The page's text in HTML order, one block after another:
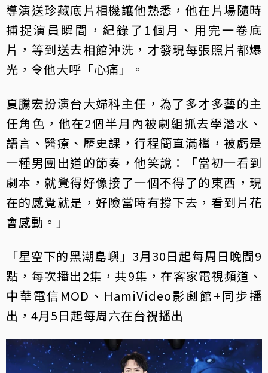
導演送珍藏底片相機讓他熟悉，他在片場隨時
捕捉演員瞬間，紀錄了1個月、用完一卷底
片，等到送去相館沖洗，才發現每張照片都爆
光，令他大呼「心痛」。
夏騰宏扮演台大婦科主任，為了多才多藝的主
任角色，他在2個半月內被劇組抓去學潛水、
語言、醫療、歷史課，行程簡直滿檔，被虧是
一種男團出道的節奏，他笑說：「當初一看到
劇本，就覺得好像接了一個不得了的東西，現
在的感覺就是，好險當時有撐下去，看到片花
會感動。」
「星空下的黑潮島嶼」3月30日起每周日晚間9
點，每次播出2集，共9集，在客家電視頻道、
中華電信MOD、HamiVideo影劇館+同步播
出，4月5日起每周六在台視播出